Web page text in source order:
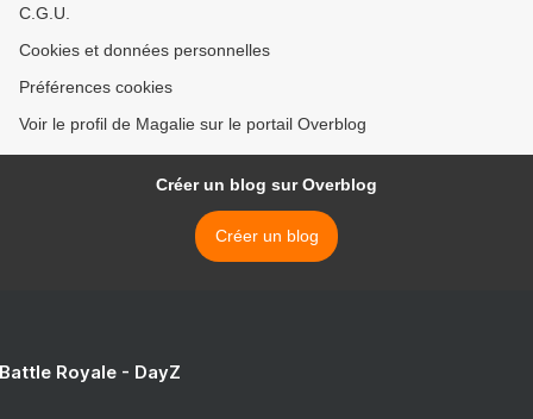
C.G.U.
Cookies et données personnelles
Préférences cookies
Voir le profil de Magalie sur le portail Overblog
Créer un blog sur Overblog
Créer un blog
Royale - DayZ